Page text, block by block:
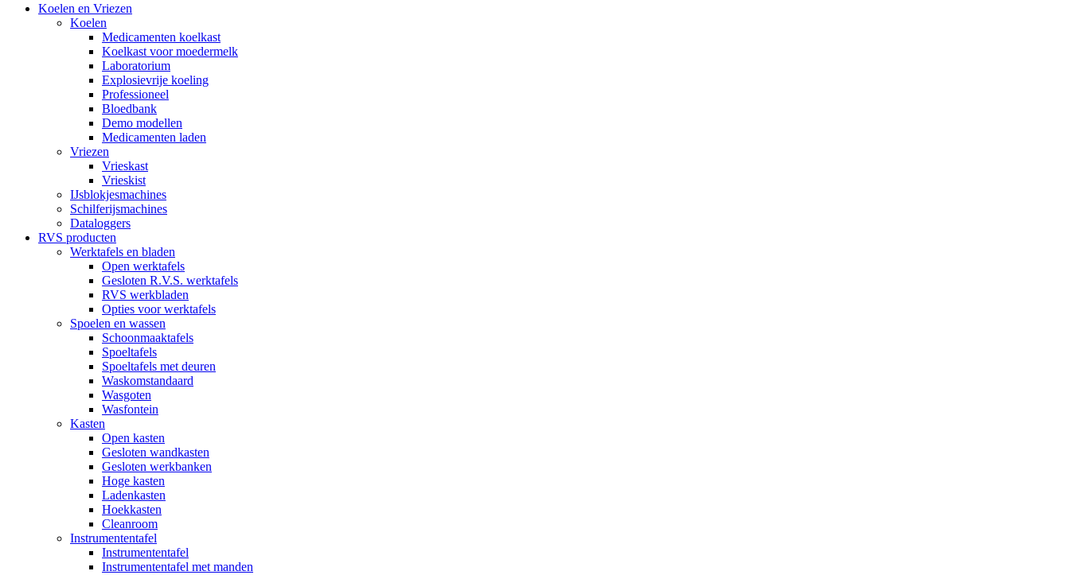
Koelen en Vriezen
Koelen
Medicamenten koelkast
Koelkast voor moedermelk
Laboratorium
Explosievrije koeling
Professioneel
Bloedbank
Demo modellen
Medicamenten laden
Vriezen
Vrieskast
Vrieskist
IJsblokjesmachines
Schilferijsmachines
Dataloggers
RVS producten
Werktafels en bladen
Open werktafels
Gesloten R.V.S. werktafels
RVS werkbladen
Opties voor werktafels
Spoelen en wassen
Schoonmaaktafels
Spoeltafels
Spoeltafels met deuren
Waskomstandaard
Wasgoten
Wasfontein
Kasten
Open kasten
Gesloten wandkasten
Gesloten werkbanken
Hoge kasten
Ladenkasten
Hoekkasten
Cleanroom
Instrumententafel
Instrumententafel
Instrumententafel met manden